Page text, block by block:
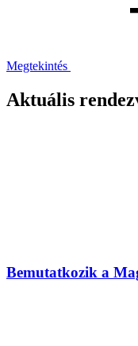
Megtekintés
Aktuális
Bemutatkozik a